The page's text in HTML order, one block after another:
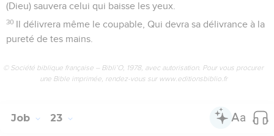
(Dieu) sauvera celui qui baisse les yeux.
30 Il délivrera même le coupable, Qui devra sa délivrance à la
pureté de tes mains.
© Société biblique française – Bibli’O, 1978, avec autorisation. Pour vous procurer
une Bible imprimée, rendez-vous sur www.editionsbiblio.fr
Job 23